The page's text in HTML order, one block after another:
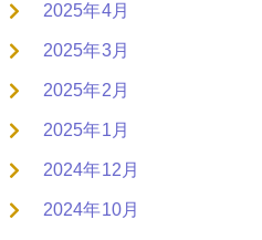
2025年4月
2025年3月
2025年2月
2025年1月
2024年12月
2024年10月